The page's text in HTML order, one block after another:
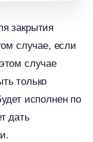
закрытия
случае, если
случае
только
исполнен по
дать